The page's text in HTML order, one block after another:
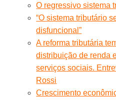
O regressivo sistema
“O sistema tributário
disfuncional”
A reforma tributária
distribuição de renda
serviços sociais.
Rossi
Crescimento